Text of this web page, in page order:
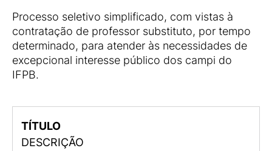
Processo seletivo simplificado, com vistas à
contratação de professor substituto, por tempo
determinado, para atender às necessidades de
excepcional interesse público dos campi do
IFPB.
TÍTULO
DESCRIÇÃO